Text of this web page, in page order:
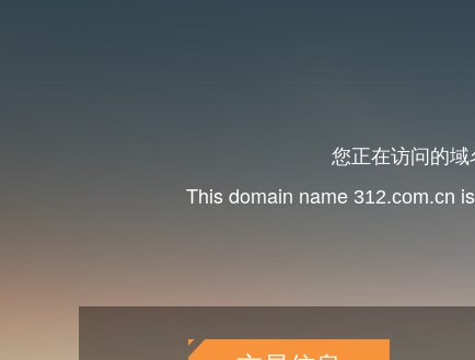
您正在访问的域
This domain name 312.com.cn